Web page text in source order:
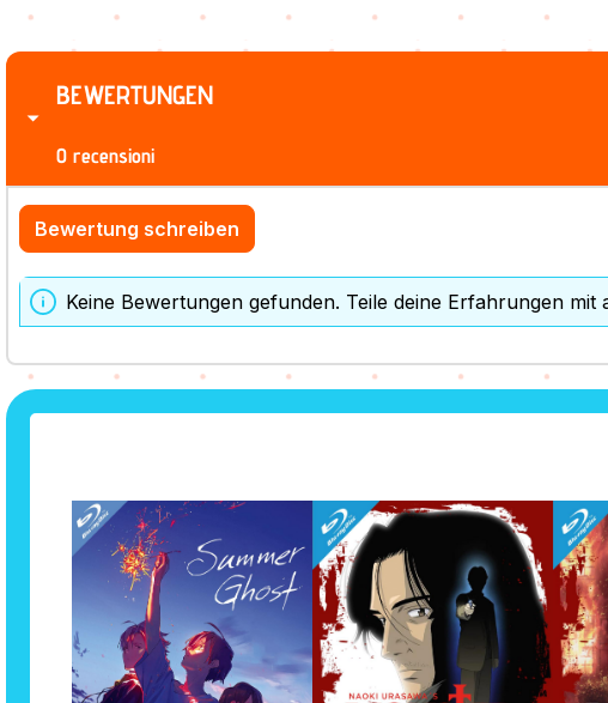
BEWERTUNGEN
0 recensioni
Bewertung schreiben
Keine Bewertungen gefunden. Teile deine Erfahrungen mit